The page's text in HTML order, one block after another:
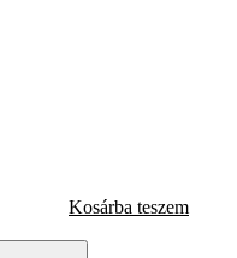
Kosárba teszem